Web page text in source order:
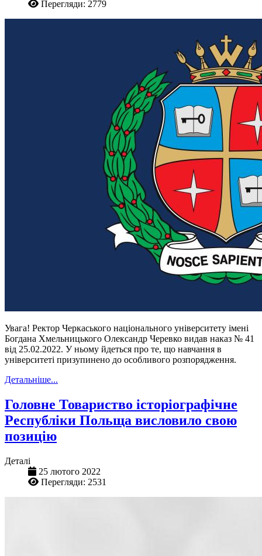
Перегляди: 2779
Увага! Ректор Черкаського національного університету імені
Богдана Хмельницького Олександр Черевко видав наказ № 41
від 25.02.2022. У ньому йдеться про те, що навчання в
університеті призупинено до особливого розпорядження.
Детальніше...
Головне Товариство історіографічне
Республіки Польща висловило свою
позицію
Деталі
25 лютого 2022
Перегляди: 2531